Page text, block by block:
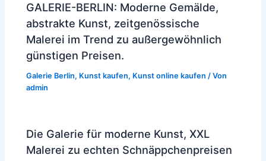
GALERIE-BERLIN: Moderne Gemälde,
abstrakte Kunst, zeitgenössische
Malerei im Trend zu außergewöhnlich
günstigen Preisen.
Galerie Berlin, Kunst kaufen, Kunst online kaufen / Von
admin
Die Galerie für moderne Kunst, XXL
Malerei zu echten Schnäppchenpreisen